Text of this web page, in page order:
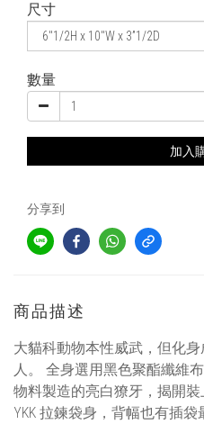
尺寸
數量
加入
分享到
商品描述
大貓科動物本性威武，但化
人。 全身選用黑色聚酯纖維
物料製造的亮白獠牙，揭開
YKK 拉鍊袋身，背幅也有插袋